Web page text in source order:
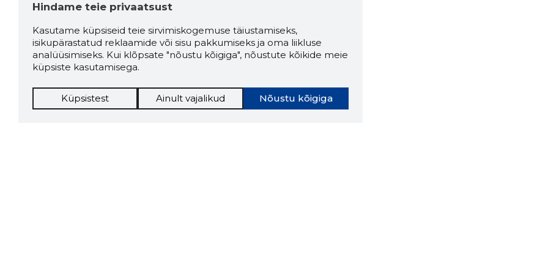
Hindame teie privaatsust
Kasutame küpsiseid teie sirvimiskogemuse täiustamiseks,
isikupärastatud reklaamide või sisu pakkumiseks ja oma liikluse
analüüsimiseks. Kui klõpsate "nõustu kõigiga", nõustute kõikide meie
küpsiste kasutamisega.
Nõustu kõigiga
Küpsistest Ainult vajalikud